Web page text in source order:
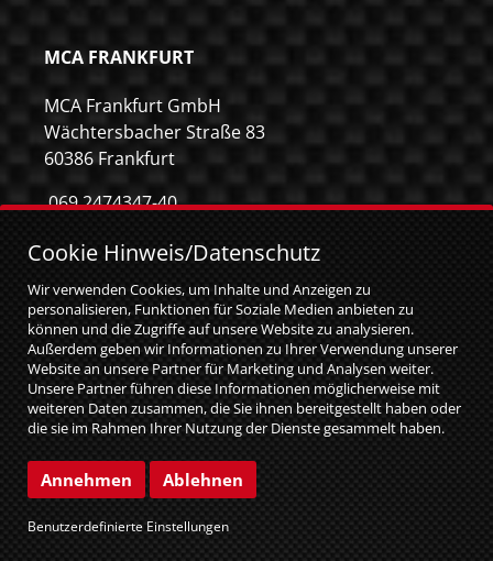
MCA FRANKFURT
MCA Frankfurt GmbH
Wächtersbacher Straße 83
60386 Frankfurt
069 2474347-40
info@mca-frankfurt.de
© MCA GmbH 2026|web relaunch by attentio
Impressum
Datenschutz
Cookie Hinweis/Datenschutz
Wir verwenden Cookies, um Inhalte und Anzeigen zu
personalisieren, Funktionen für Soziale Medien anbieten zu
können und die Zugriffe auf unsere Website zu analysieren.
Außerdem geben wir Informationen zu Ihrer Verwendung unserer
Website an unsere Partner für Marketing und Analysen weiter.
Unsere Partner führen diese Informationen möglicherweise mit
weiteren Daten zusammen, die Sie ihnen bereitgestellt haben oder
die sie im Rahmen Ihrer Nutzung der Dienste gesammelt haben.
Website weiterhin nutzen.
Annehmen Ablehnen
Benutzerdefinierte Einstellungen